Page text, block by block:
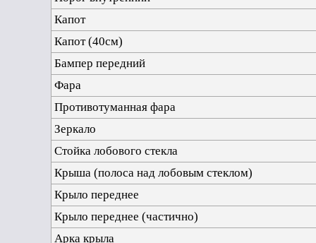
Капот
Капот (40см)
Бампер передний
Фара
Противотуманная фара
Зеркало
Стойка лобового стекла
Крыша (полоса над лобовым стеклом)
Крыло переднее
Крыло переднее (частично)
Арка крыла